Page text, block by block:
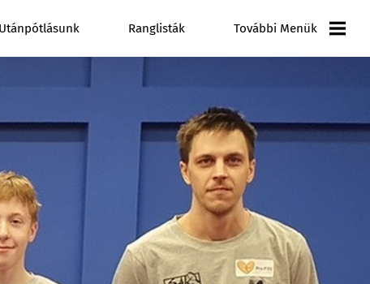
Utánpótlásunk Ranglisták További Menük
Galéria
Videó Galéria
Pályázatok